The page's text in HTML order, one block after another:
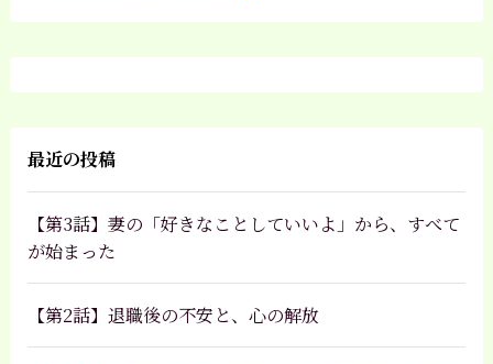
最近の投稿
【第3話】妻の「好きなことしていいよ」から、すべて
が始まった
【第2話】退職後の不安と、心の解放